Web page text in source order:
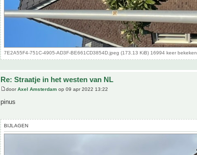
7E2A55F4-751C-4905-AD3F-BE661CD3854D.jpeg (173.13 KiB) 16994 keer bekeken
Re: Straatje in het westen van NL
doorAxel Amsterdam op 09 apr 2022 13:22
pinus
BIJLAGEN